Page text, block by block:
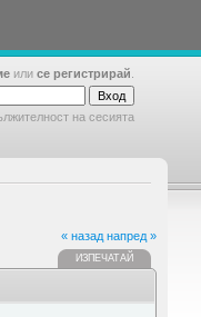
или се регистрирай
на сесията
« назад напред »
ИЗПЕЧАТАЙ